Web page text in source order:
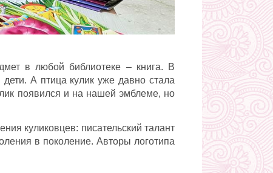
в любой библиотеке – книга. В
А птица кулик уже давно стала
появился и на нашей эмблеме, но
куликовцев: писательский талант
в поколение. Авторы логотипа